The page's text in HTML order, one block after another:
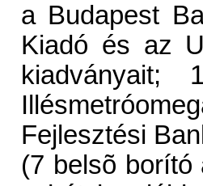
a Budapest
Kiadó és az
Fejlesztési
(7 belsõ